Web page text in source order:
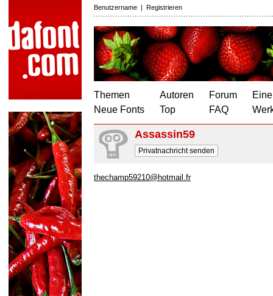
Benutzername | Registrieren
Themen
Neue Fonts
Autoren
Top
Forum
FAQ
Assassin59
Privatnachricht senden
thechamp59210@hotmail.fr